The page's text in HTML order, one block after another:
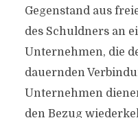
Gegenstand aus
des Schuldners an
Unternehmen, die
dauernden
Unternehmen
den Bezug